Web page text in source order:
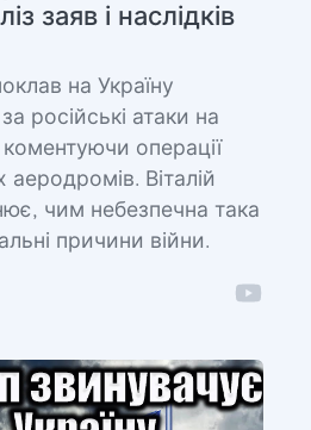
заяв і наслідків
на Україну
російські атаки на
коментуючи операції
аеродромів. Віталій
чим небезпечна така
причини війни.